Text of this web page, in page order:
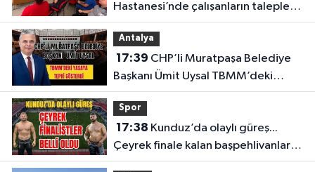
Hastanesi’nde çalışanların talepleri
masaya yatırıldı
Antalya
17:39
Başkanı Ümit Uysal TBMM’deki
yasaya tepki gösterdi
Spor
17:38
Çeyrek finale kalan başpehlivanlar
belli oldu